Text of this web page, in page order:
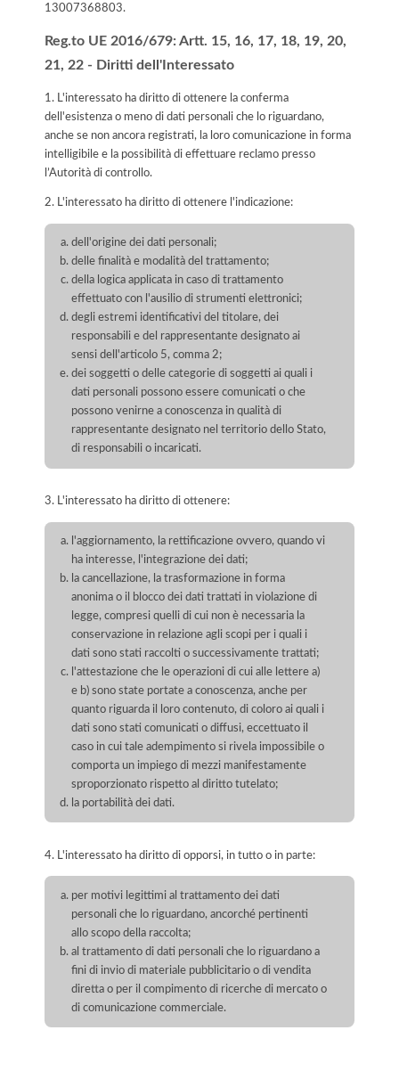
13007368803.
Reg.to UE 2016/679: Artt. 15, 16, 17, 18, 19, 20,
21, 22 - Diritti dell'Interessato
1. L'interessato ha diritto di ottenere la conferma
dell'esistenza o meno di dati personali che lo riguardano,
anche se non ancora registrati, la loro comunicazione in forma
intelligibile e la possibilità di effettuare reclamo presso
l’Autorità di controllo.
2. L'interessato ha diritto di ottenere l'indicazione:
dell'origine dei dati personali;
delle finalità e modalità del trattamento;
della logica applicata in caso di trattamento
effettuato con l'ausilio di strumenti elettronici;
degli estremi identificativi del titolare, dei
responsabili e del rappresentante designato ai
sensi dell'articolo 5, comma 2;
dei soggetti o delle categorie di soggetti ai quali i
dati personali possono essere comunicati o che
possono venirne a conoscenza in qualità di
rappresentante designato nel territorio dello Stato,
di responsabili o incaricati.
3. L'interessato ha diritto di ottenere:
l'aggiornamento, la rettificazione ovvero, quando vi
ha interesse, l'integrazione dei dati;
la cancellazione, la trasformazione in forma
anonima o il blocco dei dati trattati in violazione di
legge, compresi quelli di cui non è necessaria la
conservazione in relazione agli scopi per i quali i
dati sono stati raccolti o successivamente trattati;
l'attestazione che le operazioni di cui alle lettere a)
e b) sono state portate a conoscenza, anche per
quanto riguarda il loro contenuto, di coloro ai quali i
dati sono stati comunicati o diffusi, eccettuato il
caso in cui tale adempimento si rivela impossibile o
comporta un impiego di mezzi manifestamente
sproporzionato rispetto al diritto tutelato;
la portabilità dei dati.
4. L'interessato ha diritto di opporsi, in tutto o in parte:
per motivi legittimi al trattamento dei dati
personali che lo riguardano, ancorché pertinenti
allo scopo della raccolta;
al trattamento di dati personali che lo riguardano a
fini di invio di materiale pubblicitario o di vendita
diretta o per il compimento di ricerche di mercato o
di comunicazione commerciale.